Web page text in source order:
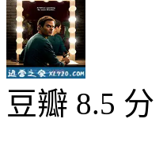
豆瓣 8.5 分